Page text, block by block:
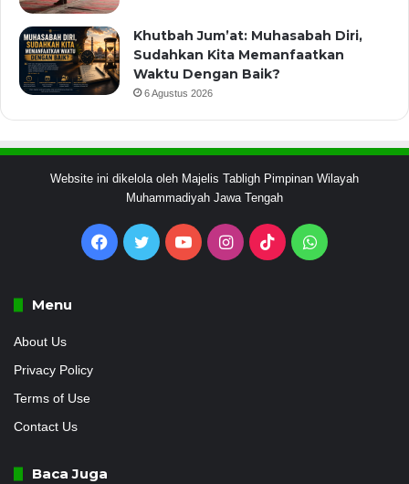
Khutbah Jum’at: Muhasabah Diri,
Sudahkan Kita Memanfaatkan
Waktu Dengan Baik?
6 Agustus 2026
Website ini dikelola oleh Majelis Tabligh Pimpinan Wilayah
Muhammadiyah Jawa Tengah
Facebook
Twitter YouTubeInstagram
TikTokWhatsApp
Menu
About Us
Privacy Policy
Terms of Use
Contact Us
Baca Juga